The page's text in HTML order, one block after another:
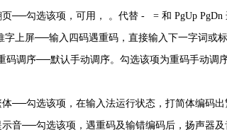
勾选该项，可用， 。代替 - = 和 PgUp PgDn
屏──输入四码遇重码，直接输入下一字词或标
序──默认手动调序。勾选该项为重码手动调序
勾选该项，在输入法运行状态，打简体编码出
──勾选该项，遇重码及输错编码后，扬声器及